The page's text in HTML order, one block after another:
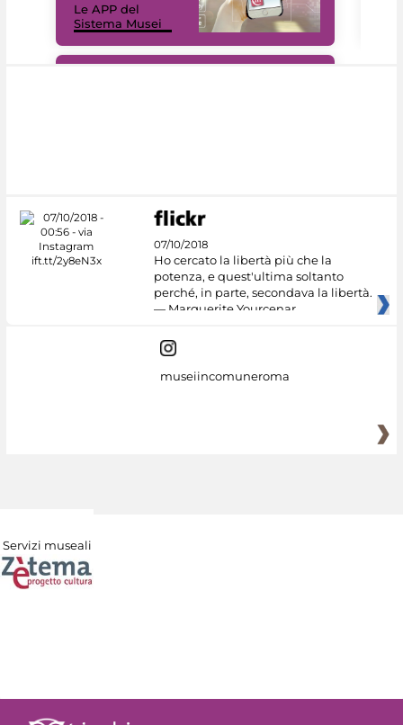
Le APP del
Sistema Musei
07/10/2018
Ho cercato la libertà più che la
potenza, e quest'ultima soltanto
perché, in parte, secondava la libertà.
— Marguerite Yourcenar
museiincomuneroma
Servizi museali